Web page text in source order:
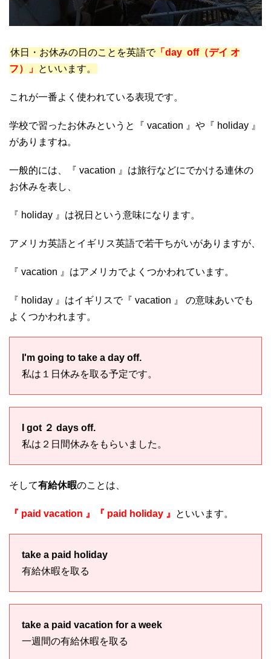
休日・お休みの日のことを英語で「day off（デイ オ
フ）」 といいます。
これが一番よく使われている表現です。
学校で習ったお休みというと『 vacation 』や『 holiday 』
がありますね。
一般的には、『 vacation 』は旅行などにでかける連休の
お休みを表し、
『 holiday 』は祝日という意味になります。
アメリカ英語とイギリス英語で若干ちがいがありますが、
『 vacation 』はアメリカでよくつかわれています。
『 holiday 』はイギリスで『 vacation 』 の意味あいでも
よくつかわれます。
I'm going to take a day off.
私は１日休みを取る予定です。
I got ２ days off.
私は２日間休みをもらいました。
そして有給休暇のことは、
『 paid vacation 』『 paid holiday 』 といいます。
take a paid holiday
有給休暇を取る
take a paid vacation for a week
一週間の有給休暇を取る